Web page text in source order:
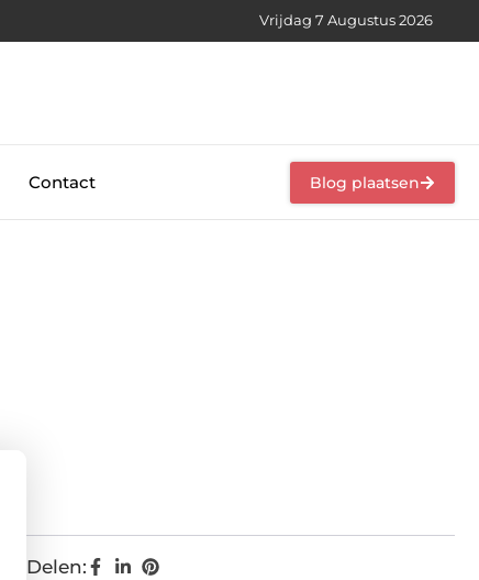
Vrijdag 7 Augustus 2026
Contact Blog plaatsen
Delen: